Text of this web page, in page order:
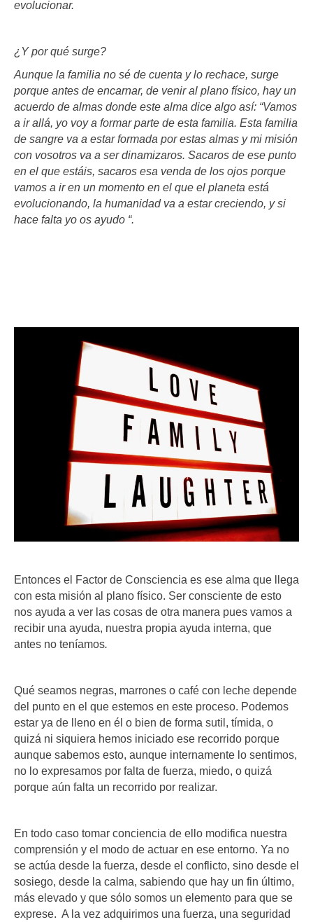
evolucionar.
¿Y por qué surge?
Aunque la familia no sé de cuenta y lo rechace, surge
porque antes de encarnar, de venir al plano físico, hay un
acuerdo de almas donde este alma dice algo así: “Vamos
a ir allá, yo voy a formar parte de esta familia. Esta familia
de sangre va a estar formada por estas almas y mi misión
con vosotros va a ser dinamizaros. Sacaros de ese punto
en el que estáis, sacaros esa venda de los ojos porque
vamos a ir en un momento en el que el planeta está
evolucionando, la humanidad va a estar creciendo, y si
hace falta yo os ayudo “.
Entonces el Factor de Consciencia es ese alma que llega
con esta misión al plano físico. Ser consciente de esto
nos ayuda a ver las cosas de otra manera pues vamos a
recibir una ayuda, nuestra propia ayuda interna, que
antes no teníamos.
Qué seamos negras, marrones o café con leche depende
del punto en el que estemos en este proceso. Podemos
estar ya de lleno en él o bien de forma sutil, tímida, o
quizá ni siquiera hemos iniciado ese recorrido porque
aunque sabemos esto, aunque internamente lo sentimos,
no lo expresamos por falta de fuerza, miedo, o quizá
porque aún falta un recorrido por realizar.
En todo caso tomar conciencia de ello modifica nuestra
comprensión y el modo de actuar en ese entorno. Ya no
se actúa desde la fuerza, desde el conflicto, sino desde el
sosiego, desde la calma, sabiendo que hay un fin último,
más elevado y que sólo somos un elemento para que se
exprese. A la vez adquirimos una fuerza, una seguridad